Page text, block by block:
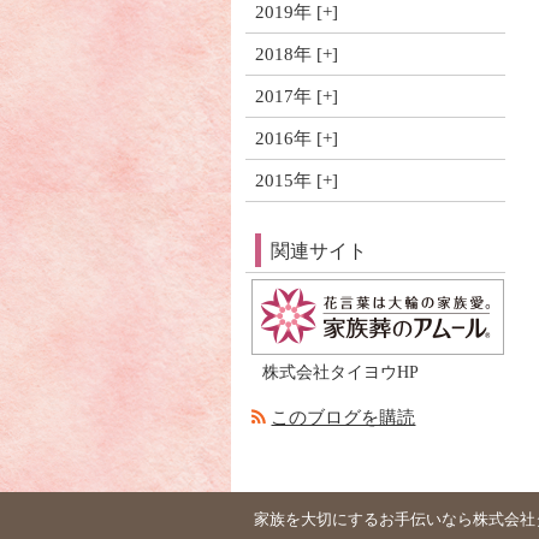
2019年
2018年
2017年
2016年
2015年
関連サイト
株式会社タイヨウHP
このブログを購読
家族を大切にするお手伝いなら株式会社